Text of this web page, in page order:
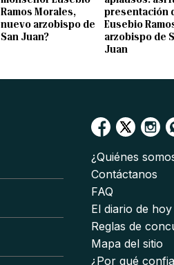
Ramos Morales,
nuevo arzobispo de
San Juan?
presentación
Eusebio
arzobispo de
Juan
¿Quiénes
Contáctanos
FAQ
El diario de hoy
Reglas de
Mapa del sitio
¿Por qué